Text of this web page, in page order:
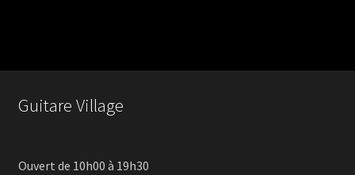
Guitare Village
Ouvert de 10h00 à 19h30